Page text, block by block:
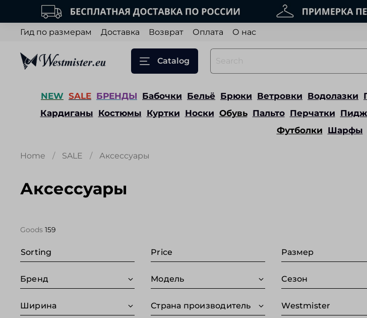
Гид по размерам Доставка Возврат Оплата О нас
Catalog
NEW SALE БРЕНДЫ Бабочки Бельё Брюки Ветровки Водолазки
Кардиганы Костюмы Куртки Носки Обувь Пальто Перчатки
Футболки Шарфы
Home SALE Аксессуары
Аксессуары
Goods 159
Sorting Price Размер
Бренд Модель Сезон
Ширина Страна производитель Westmister